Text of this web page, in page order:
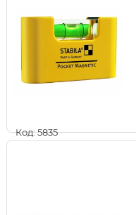
Код: 5835